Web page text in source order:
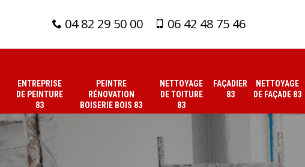
04 82 29 50 00 06 42 48 75 46
ENTREPRISE
DE PEINTURE
83
PEINTRE
RÉNOVATION
BOISERIE BOIS 83
NETTOYAGE
DE TOITURE
83
FAÇADIER
83
NETTOYAGE
DE FAÇADE 83